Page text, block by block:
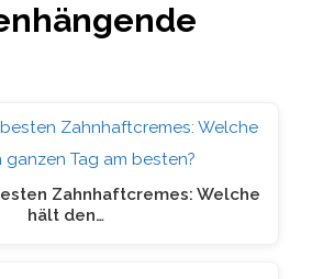
Zahnhaftcremes: Welche
hält den…